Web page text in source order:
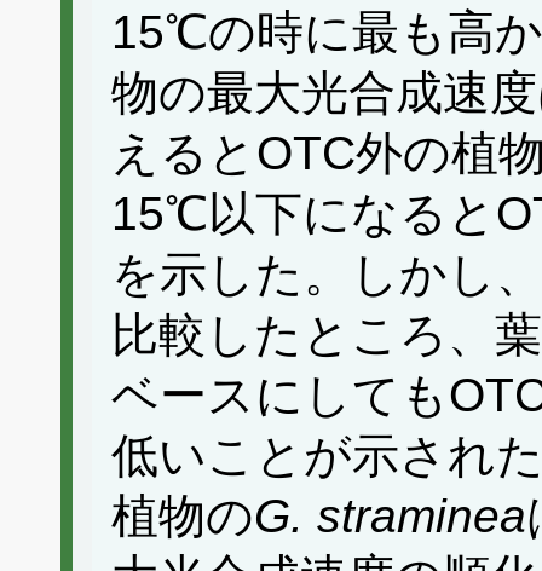
15℃の時に最も高
物の最大光合成速
えるとOTC外の植
15℃以下になると
を示した。しかし
比較したところ、
ベースにしても
低いことが示され
植物のG. straminea